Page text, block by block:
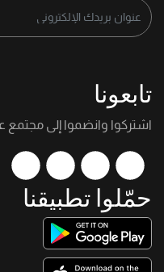
تابعونا
اشتركوا وانضموا إلى مجتمع
حمّلوا تطبيقنا